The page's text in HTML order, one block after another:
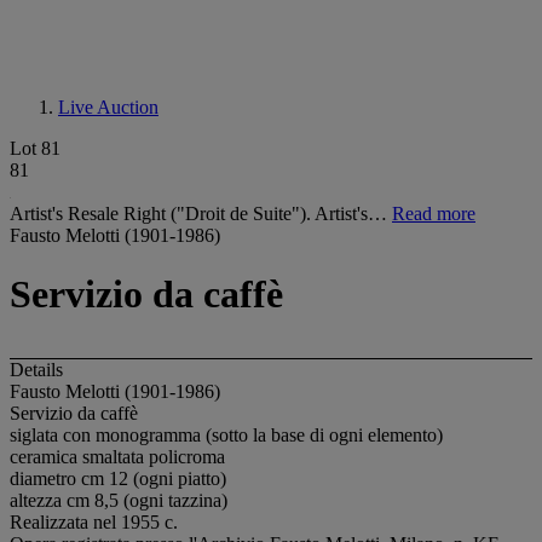
Live Auction
Lot 81
81
Artist's Resale Right ("Droit de Suite"). Artist's… Read more
Fausto Melotti (1901-1986)
Servizio da caffè
Details
Fausto Melotti (1901-1986)
Servizio da caffè
siglata con monogramma (sotto la base di ogni elemento)
ceramica smaltata policroma
diametro cm 12 (ogni piatto)
altezza cm 8,5 (ogni tazzina)
Realizzata nel 1955 c.